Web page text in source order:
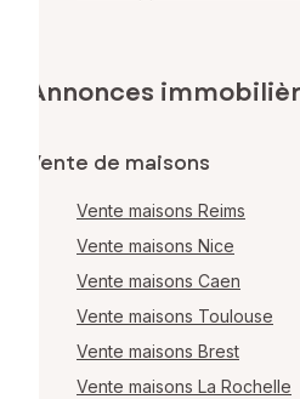
Annonces
Vente de maisons
Vente maisons Reims
Vente maisons Nice
Vente maisons Caen
Vente maisons Toulouse
Vente maisons Brest
Vente maisons La Rochelle